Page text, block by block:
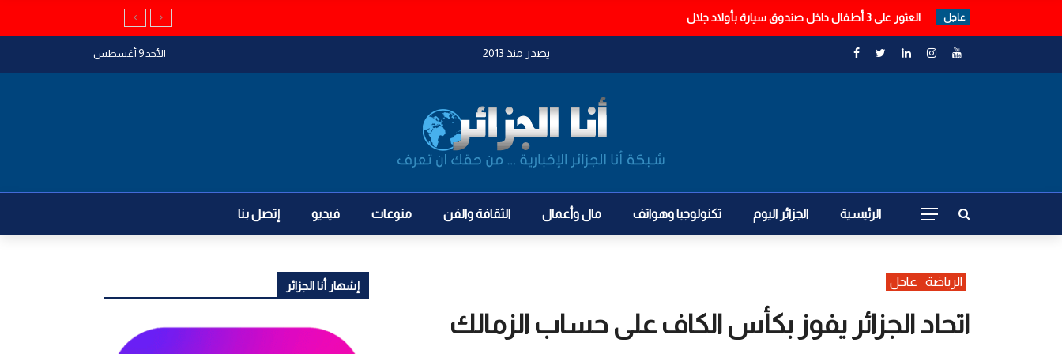
عاجل هزة أرضية في المدية
الأحد 9 أغسطس يصدر منذ 2013
الرئيسية الجزائر اليوم تكنولوجيا وهواتف مال وأعمال الثقافة والفن منوعات فيديو إتصل بنا
الرياضة عاجل
اتحاد الجزائر يفوز بكأس الكاف على حساب الزمالك
إشهار أنا الجزائر